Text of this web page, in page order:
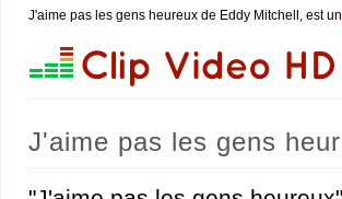
J'aime pas les gens heureux de Eddy Mitchell, est un
J'aime pas les gens